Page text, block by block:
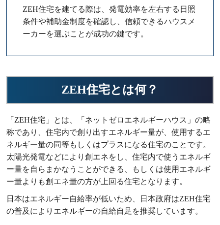
ZEH住宅を建てる際は、発電効率を左右する日照
条件や補助金制度を確認し、信頼できるハウスメ
ーカーを選ぶことが成功の鍵です。
ZEH住宅とは何？
「ZEH住宅」とは、「ネットゼロエネルギーハウス」の略
称であり、住宅内で創り出すエネルギー量が、使用するエ
ネルギー量の同等もしくはプラスになる住宅のことです。
太陽光発電などにより創エネをし、住宅内で使うエネルギ
ー量を自らまかなうことができる、もしくは使用エネルギ
ー量よりも創エネ量の方が上回る住宅となります。
日本はエネルギー自給率が低いため、日本政府はZEH住宅
の普及によりエネルギーの自給自足を推奨しています。